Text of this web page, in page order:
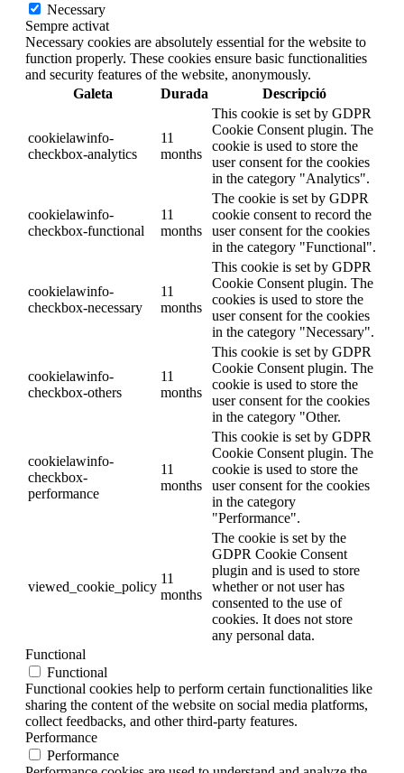
Necessary
Sempre activat
Necessary cookies are absolutely essential for the website to
function properly. These cookies ensure basic functionalities
and security features of the website, anonymously.
Galeta
Durada Descripció
cookielawinfo-
checkbox-analytics
11
months
This cookie is set by GDPR
Cookie Consent plugin. The
cookie is used to store the
user consent for the cookies
in the category "Analytics".
cookielawinfo-
checkbox-functional
11
months
The cookie is set by GDPR
cookie consent to record the
user consent for the cookies
in the category "Functional".
cookielawinfo-
checkbox-necessary
11
months
This cookie is set by GDPR
Cookie Consent plugin. The
cookies is used to store the
user consent for the cookies
in the category "Necessary".
cookielawinfo-
checkbox-others
11
months
This cookie is set by GDPR
Cookie Consent plugin. The
cookie is used to store the
user consent for the cookies
in the category "Other.
cookielawinfo-
checkbox-
performance
11
months
This cookie is set by GDPR
Cookie Consent plugin. The
cookie is used to store the
user consent for the cookies
in the category
"Performance".
viewed_cookie_policy
11
months
The cookie is set by the
GDPR Cookie Consent
plugin and is used to store
whether or not user has
consented to the use of
cookies. It does not store
any personal data.
Functional
Functional
Functional cookies help to perform certain functionalities like
sharing the content of the website on social media platforms,
collect feedbacks, and other third-party features.
Performance
Performance